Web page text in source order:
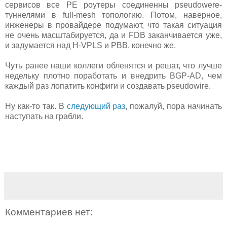
сервисов все PE роутеры соединенны pseudowere-
туннелями в full-mesh топологию. Потом, наверное,
инженеры в провайдере подумают, что такая ситуация
не очень масштабируется, да и FDB заканчивается уже,
и задумается над H-VPLS и PBB, конечно же.
Чуть ранее наши коллеги обленятся и решат, что лучше
недельку плотно поработать и внедрить BGP-AD, чем
каждый раз лопатить конфиги и создавать pseudowire.
Ну как-то так. В следующий раз, пожалуй, пора начинать
наступать на грабли.
Комментариев нет: